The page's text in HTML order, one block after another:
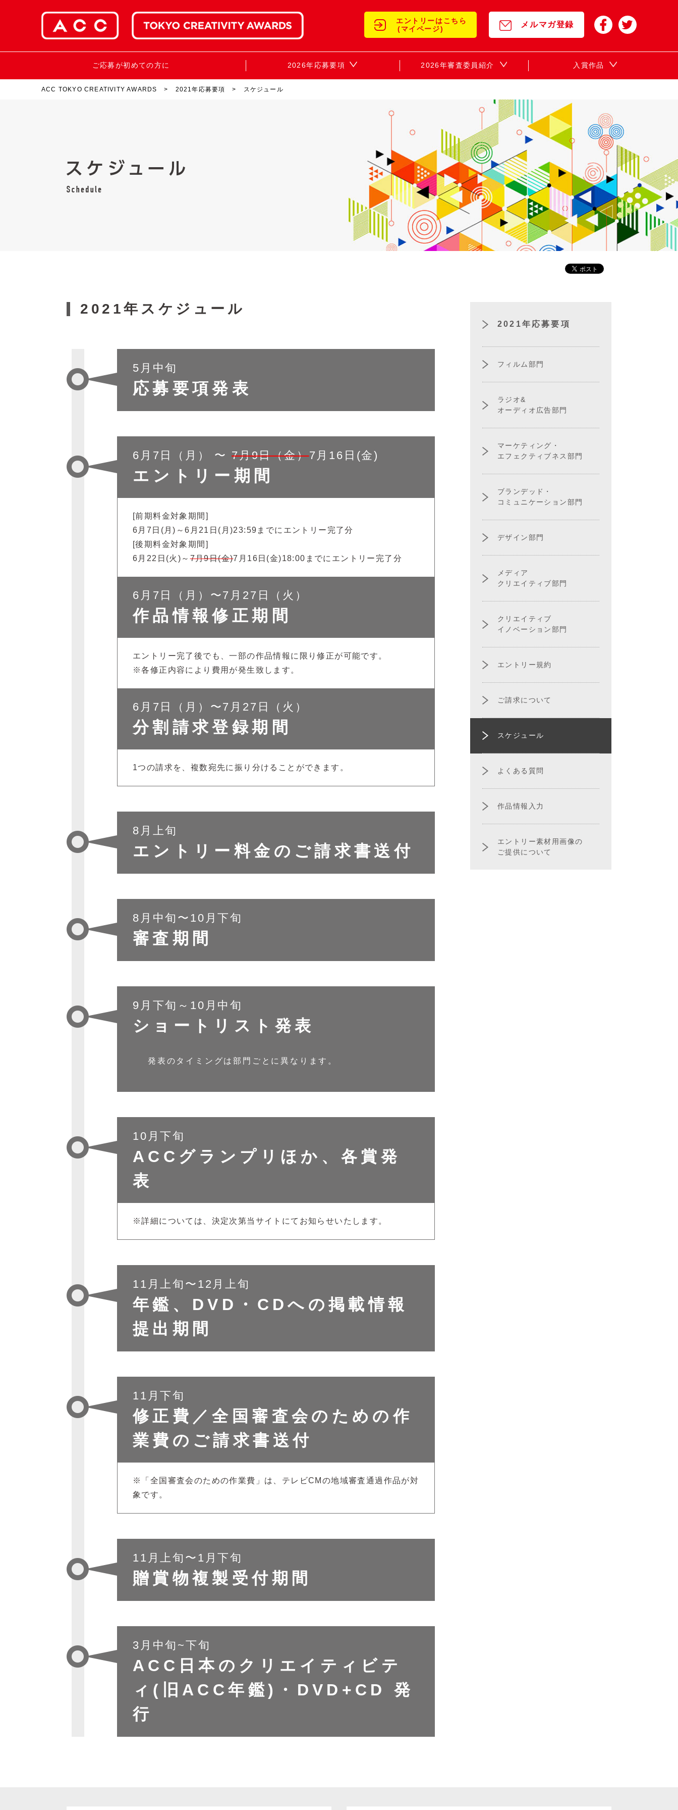
エントリーはこちら
(マイページ)
メルマガ登録
ご応募が初めての方に 2026年応募要項 2026年審査委員紹介 入賞作品
ACC TOKYO CREATIVITY AWARDS 2021年応募要項 スケジュール
2021年スケジュール
5月中旬
応募要項発表
6月7日（月） 〜 7月9日（金）7月16日(金)
エントリー期間
[前期料金対象期間]
6月7日(月)～6月21日(月)23:59までにエントリー完了分
[後期料金対象期間]
6月22日(火)～7月9日(金)7月16日(金)18:00までにエントリー完了分
6月7日（月）〜7月27日（火）
作品情報修正期間
エントリー完了後でも、一部の作品情報に限り修正が可能です。
※各修正内容により費用が発生致します。
6月7日（月）〜7月27日（火）
分割請求登録期間
1つの請求を、複数宛先に振り分けることができます。
8月上旬
エントリー料金のご請求書送付
8月中旬〜10月下旬
審査期間
9月下旬～10月中旬
ショートリスト発表
発表のタイミングは部門ごとに異なります。
10月下旬
ACCグランプリほか、各賞発
表
※詳細については、決定次第当サイトにてお知らせいたします。
11月上旬〜12月上旬
年鑑、DVD・CDへの掲載情報
提出期間
11月下旬
修正費／全国審査会のための作
業費のご請求書送付
※「全国審査会のための作業費」は、テレビCMの地域審査通過作品が対
象です。
11月上旬〜1月下旬
贈賞物複製受付期間
3月中旬~下旬
ACC日本のクリエイティビテ
ィ(旧ACC年鑑)・DVD+CD 発
行
2021年応募要項
フィルム部門
ラジオ&
オーディオ広告部門
マーケティング・
エフェクティブネス部門
ブランデッド・
コミュニケーション部門
デザイン部門
メディア
クリエイティブ部門
クリエイティブ
イノベーション部門
エントリー規約
ご請求について
スケジュール
よくある質問
作品情報入力
エントリー素材用画像の
ご提供について